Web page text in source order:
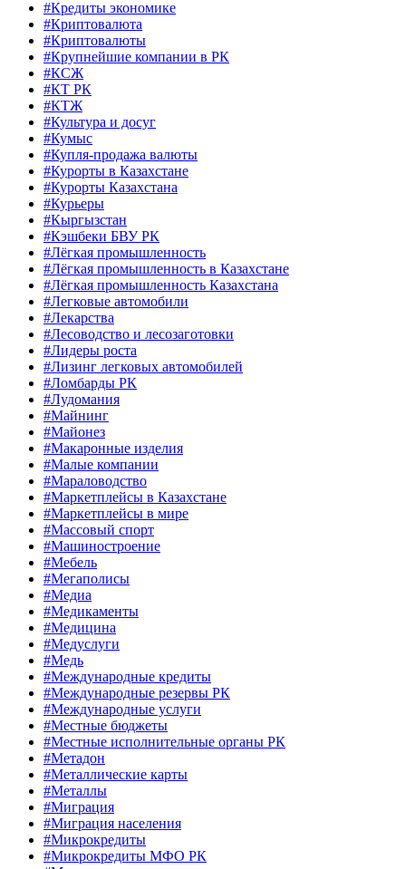
#Кредиты экономике
#Криптовалюта
#Криптовалюты
#Крупнейшие компании в РК
#КСЖ
#КТ РК
#КТЖ
#Культура и досуг
#Кумыс
#Купля-продажа валюты
#Курорты в Казахстане
#Курорты Казахстана
#Курьеры
#Кыргызстан
#Кэшбеки БВУ РК
#Лёгкая промышленность
#Лёгкая промышленность в Казахстане
#Лёгкая промышленность Казахстана
#Легковые автомобили
#Лекарства
#Лесоводство и лесозаготовки
#Лидеры роста
#Лизинг легковых автомобилей
#Ломбарды РК
#Лудомания
#Майнинг
#Майонез
#Макаронные изделия
#Малые компании
#Мараловодство
#Маркетплейсы в Казахстане
#Маркетплейсы в мире
#Массовый спорт
#Машиностроение
#Мебель
#Мегаполисы
#Медиа
#Медикаменты
#Медицина
#Медуслуги
#Медь
#Международные кредиты
#Международные резервы РК
#Международные услуги
#Местные бюджеты
#Местные исполнительные органы РК
#Метадон
#Металлические карты
#Металлы
#Миграция
#Миграция населения
#Микрокредиты
#Микрокредиты МФО РК